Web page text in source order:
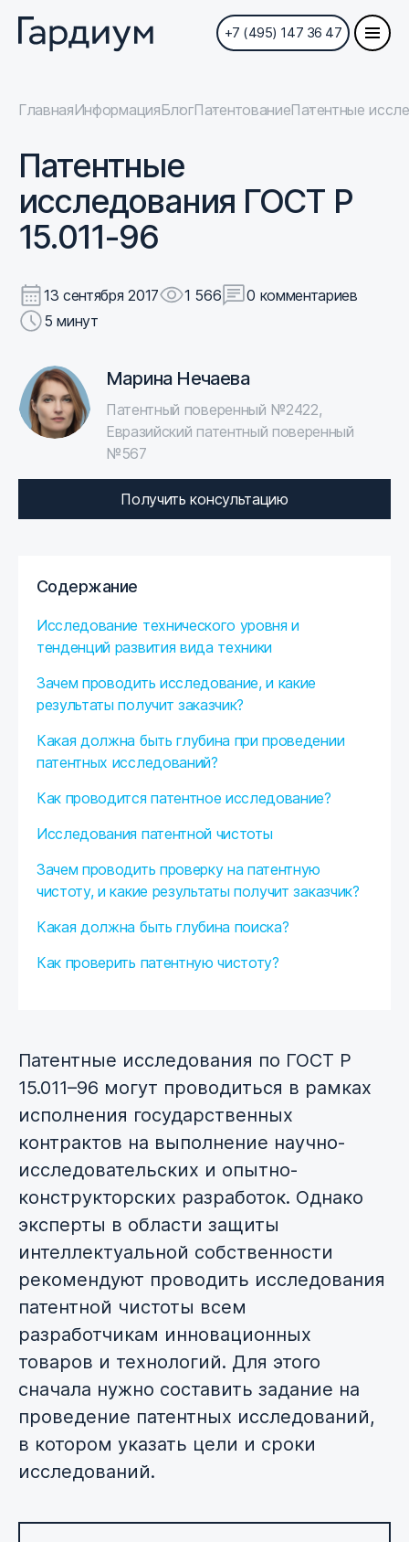
+7 (495) 147 36 47
ГлавнаяИнформацияБлогПатентованиеПатентные
Патентные
исследования ГОСТ Р
15.011-96
13 сентября 2017 1 566
0 комментариев
5 минут
Содержание
Исследование технического уровня и
тенденций развития вида техники
Зачем проводить исследование, и какие
результаты получит заказчик?
Какая должна быть глубина при проведении
патентных исследований?
Как проводится патентное исследование?
Исследования патентной чистоты
Зачем проводить проверку на патентную
чистоту, и какие результаты получит заказчик?
Какая должна быть глубина поиска?
Как проверить патентную чистоту?
Марина Нечаева
Патентный поверенный №2422,
Евразийский патентный поверенный
№567
Получить консультацию
Патентные исследования по ГОСТ Р
15.011–96 могут проводиться в рамках
исполнения государственных
контрактов на выполнение научно-
исследовательских и опытно-
конструкторских разработок. Однако
эксперты в области защиты
интеллектуальной собственности
рекомендуют проводить исследования
патентной чистоты всем
разработчикам инновационных
товаров и технологий. Для этого
сначала нужно составить задание на
проведение патентных исследований,
в котором указать цели и сроки
исследований.